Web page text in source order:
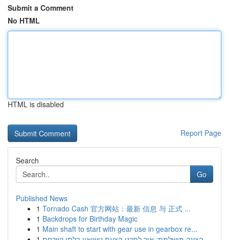
Submit a Comment
No HTML
HTML is disabled
Report Page
Search
Go
Published News
1 Tornado Cash 官方网站：最新 信息 与 正式 ...
1 Backdrops for Birthday Magic
1 Main shaft to start with gear use in gearbox re...